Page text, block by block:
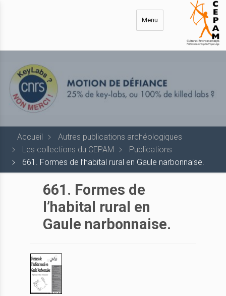
Menu
Accueil
Autres publications archéologiques
Les collections du CEPAM
Publications
661. Formes de l’habital rural en Gaule narbonnaise.
661. Formes de
l’habital rural en
Gaule narbonnaise.